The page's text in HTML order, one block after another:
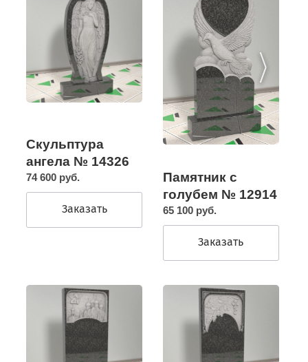
Скульптура
ангела № 14326
74 600 руб.
Заказать
Памятник с
голубем № 12914
65 100 руб.
Заказать